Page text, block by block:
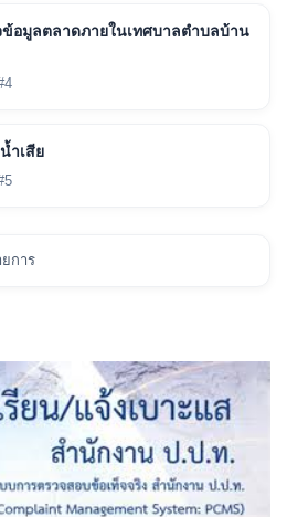
ข้อมูลตลาดภายในเทศบาลตำบลบ้าน
ำเสีย
ยการ